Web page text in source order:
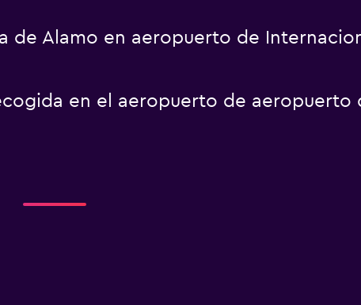
de Alamo en aeropuerto de
en el aeropuerto de aeropuerto